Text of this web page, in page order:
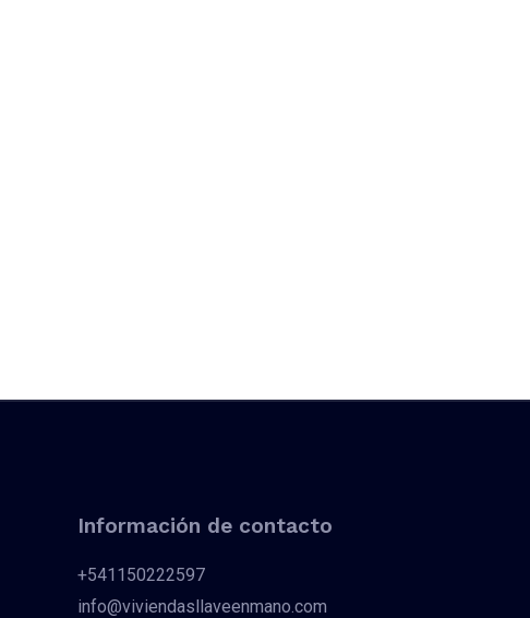
Información de contacto
+541150222597
info@viviendasllaveenmano.com